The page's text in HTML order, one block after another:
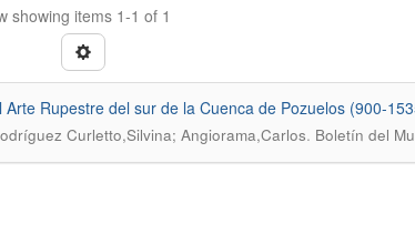
showing items 1-1 of 1
Arte Rupestre del sur de la Cuenca de Pozuelos (900-
Curletto,Silvina; Angiorama,Carlos. Boletín del